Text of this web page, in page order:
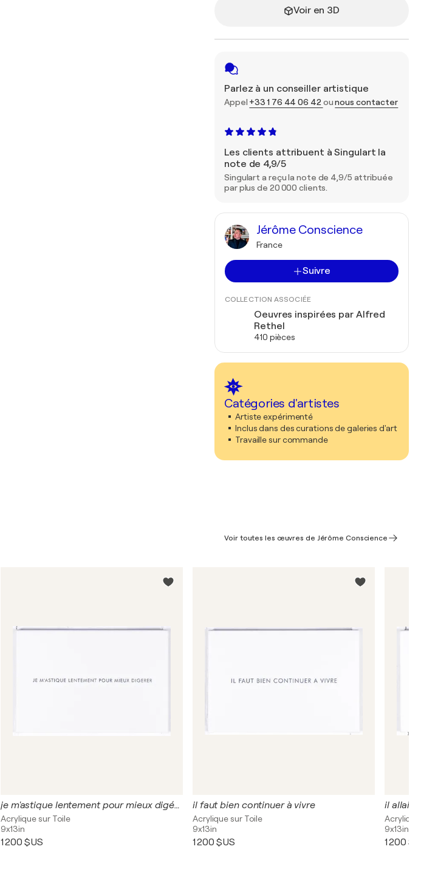
Voir en 3D
Parlez à un conseiller artistique
Appel +33 1 76 44 06 42 ounous contacter
Les clients attribuent à Singulart la
note de 4,9/5
Singulart a reçu la note de 4,9/5 attribuée
par plus de 20 000 clients.
Jérôme Conscience
France
Suivre
COLLECTION ASSOCIÉE
Oeuvres inspirées par Alfred
Rethel
410 pièces
Catégories d'artistes
Artiste expérimenté
Inclus dans des curations de galeries d'art
Travaille sur commande
Voir toutes les œuvres de Jérôme Conscience
je m'astique lentement pour mieux digérer
Acrylique sur Toile
9x13in
1 200 $US
il faut bien continuer à vivre
Acrylique sur Toile
9x13in
1 200 $US
il allait
9x13in
1 200